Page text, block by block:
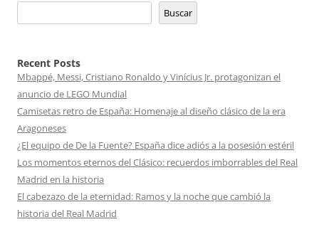
Buscar
Recent Posts
Mbappé, Messi, Cristiano Ronaldo y Vinícius Jr. protagonizan el
anuncio de LEGO Mundial
Camisetas retro de España: Homenaje al diseño clásico de la era
Aragoneses
¿El equipo de De la Fuente? España dice adiós a la posesión estéril
Los momentos eternos del Clásico: recuerdos imborrables del Real
Madrid en la historia
El cabezazo de la eternidad: Ramos y la noche que cambió la
historia del Real Madrid